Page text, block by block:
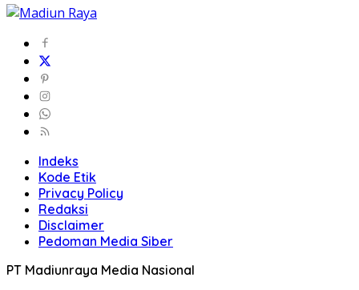
Indeks
Kode Etik
Privacy Policy
Redaksi
Disclaimer
Pedoman Media Siber
PT Madiunraya Media Nasional